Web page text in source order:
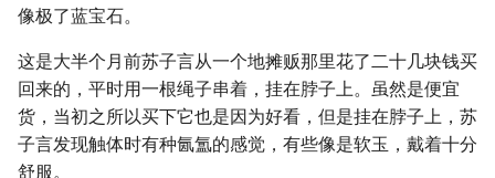
像极了蓝宝石。
这是大半个月前苏子言从一个地摊贩那里花了二十几块钱买
回来的，平时用一根绳子串着，挂在脖子上。虽然是便宜
货，当初之所以买下它也是因为好看，但是挂在脖子上，苏
子言发现触体时有种氤氲的感觉，有些像是软玉，戴着十分
舒服。